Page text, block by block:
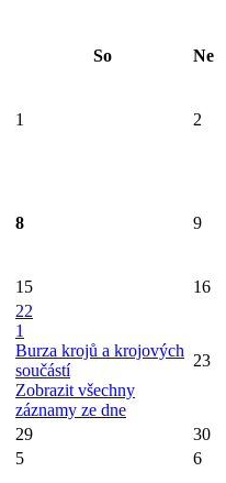
So Ne
1 2
8 9
15 16
22
1
Burza krojů a krojových
součástí
Zobrazit všechny
záznamy ze dne
23
29
30
5 6